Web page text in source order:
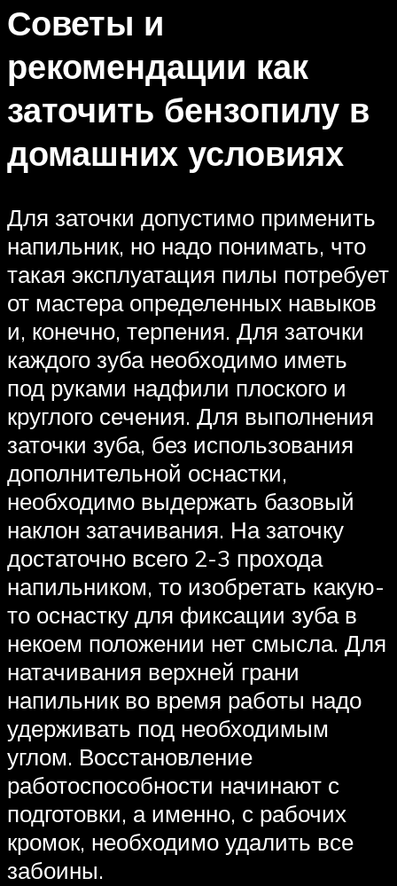
Советы и
рекомендации как
заточить бензопилу в
домашних условиях
Для заточки допустимо применить
напильник, но надо понимать, что
такая эксплуатация пилы потребует
от мастера определенных навыков
и, конечно, терпения. Для заточки
каждого зуба необходимо иметь
под руками надфили плоского и
круглого сечения. Для выполнения
заточки зуба, без использования
дополнительной оснастки,
необходимо выдержать базовый
наклон затачивания. На заточку
достаточно всего 2-3 прохода
напильником, то изобретать какую-
то оснастку для фиксации зуба в
некоем положении нет смысла. Для
натачивания верхней грани
напильник во время работы надо
удерживать под необходимым
углом. Восстановление
работоспособности начинают с
подготовки, а именно, с рабочих
кромок, необходимо удалить все
забоины.